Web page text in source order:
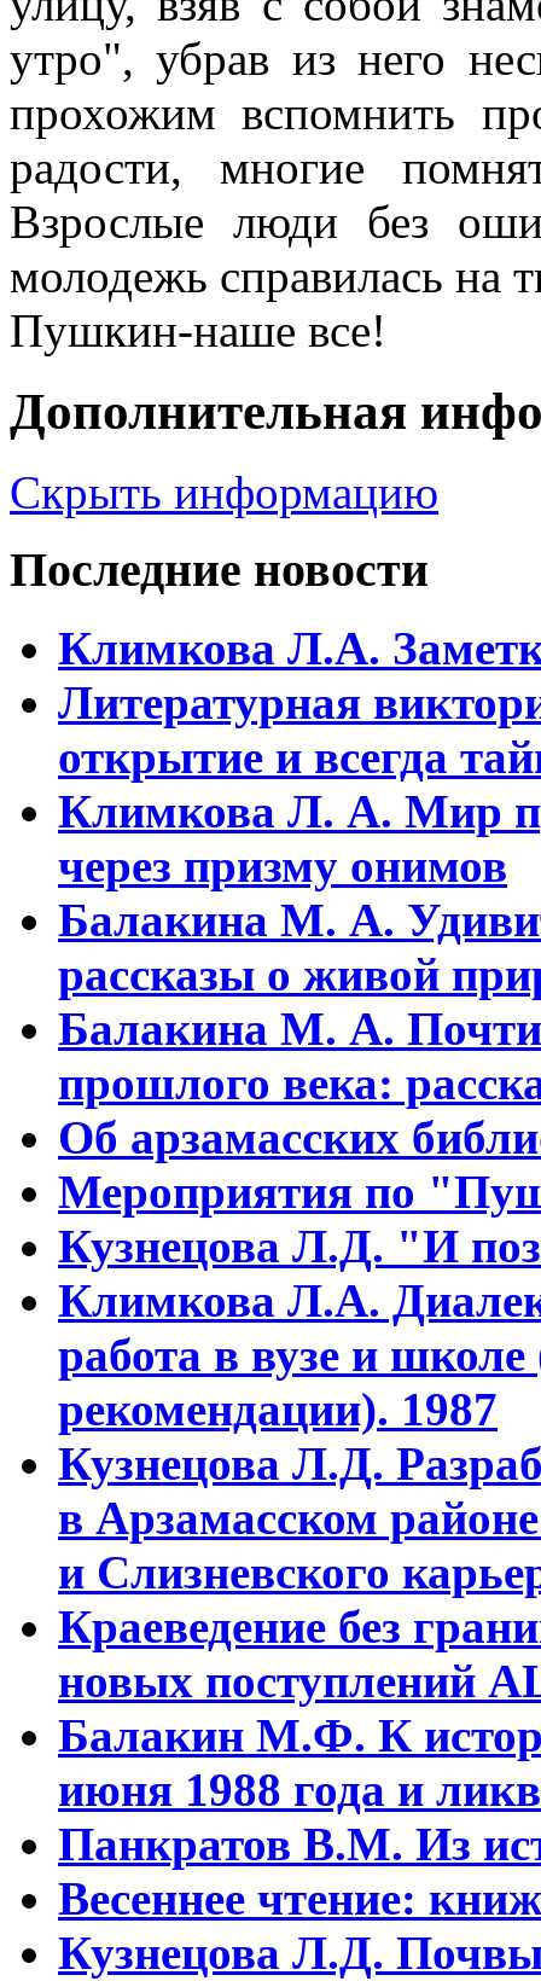
утро", убрав из него
прохожим вспомнить
радости, многие
Взрослые люди без
молодежь справилась на
Пушкин-наше все!
Дополнительная
Скрыть информацию
Последние новости
Климкова Л.А.
Литературная
открытие и всегда
Климкова Л. А. Мир
через призму онимов
Балакина М. А.
рассказы о живой
Балакина М. А. Почти
прошлого века:
Об арзамасских
Мероприятия по
Кузнецова Л.Д. "И
Климкова Л.А.
работа в вузе и
рекомендации). 1987
Кузнецова Л.Д.
в Арзамасском
и Слизневского
Краеведение без
новых поступлений
Балакин М.Ф. К
июня 1988 года и
Панкратов В.М. Из
Весеннее чтение:
Кузнецова Л.Д. Почвы